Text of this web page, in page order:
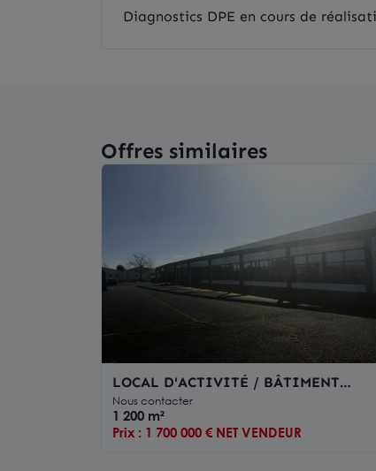
Diagnostics DPE en cours de
Offres similaires
LOCAL D'ACTIVITÉ / BÂTIMENT
PROFESSIONNEL 1 200 m² –
N°1 – NIORT
Nous contacter
1 200 m²
Prix : 1 700 000 € NET VENDEUR